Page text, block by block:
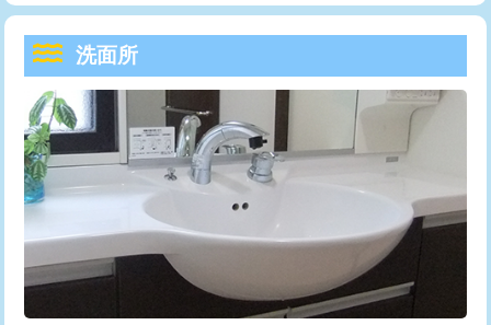
洗面台設置 38,500円
追加人工
廃棄・処分 現場見積
※給水管工事は20mmまでの価格です。
給水管工事※（保温材使用（バンド止
め込み）)
5,500円
給水管工事※（土の掘削・埋め戻し作
業)
11,000円
給水管工事※（塩ビ管（VP・HI）使
用/3ｍまで)
33,000円
給水管工事※（塩ビ管（VP・HI）使
用（追加）/3ｍ超え)
給水管工事※（ライニング鋼管・銅
管・ポリ管・HT管使用/3ｍまで)
44,000円
トーラー機使用/3mまで
追加トーラー機使用/3m超え +3,300円
カメラ調査 33,000円
桝清掃
止水・漏水調査・防水処理・清掃・修
理・調整・分解・加工など（軽作業）
11,000円
止水・漏水調査・防水処理・清掃・修
22,000円
洗面所